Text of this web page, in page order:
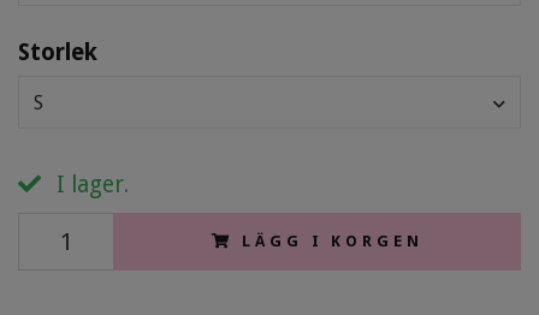
Storlek
S
I lager.
LÄGG I KORGEN